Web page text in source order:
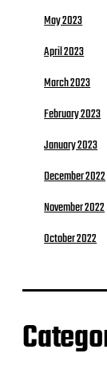
May 2023
April 2023
March 2023
February 2023
January 2023
December 2022
November 2022
October 2022